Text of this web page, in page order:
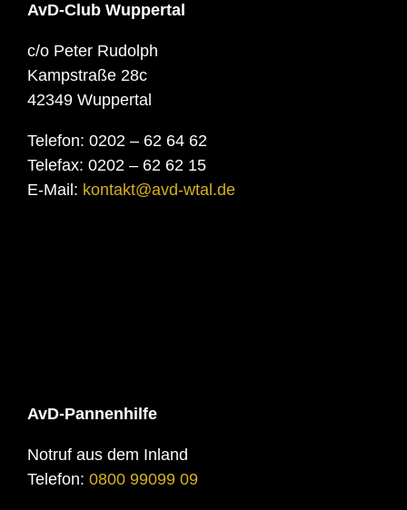
AvD-Club Wuppertal
c/o Peter Rudolph
Kampstraße 28c
42349 Wuppertal
Telefon: 0202 – 62 64 62
Telefax: 0202 – 62 62 15
E-Mail: kontakt@avd-wtal.de
AvD-Pannenhilfe
Notruf aus dem Inland
Telefon: 0800 99099 09